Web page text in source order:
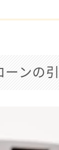
ーンの